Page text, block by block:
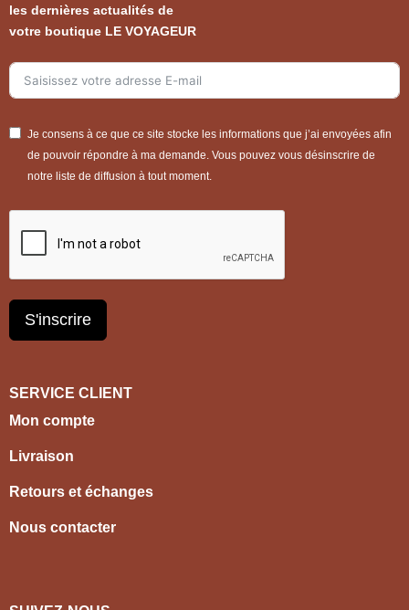
les dernières actualités de
votre boutique LE VOYAGEUR
Je consens à ce que ce site stocke les informations que j’ai envoyées afin
de pouvoir répondre à ma demande. Vous pouvez vous désinscrire de
notre liste de diffusion à tout moment.
S'inscrire
SERVICE CLIENT
Mon compte
Livraison
Retours et échanges
Nous contacter